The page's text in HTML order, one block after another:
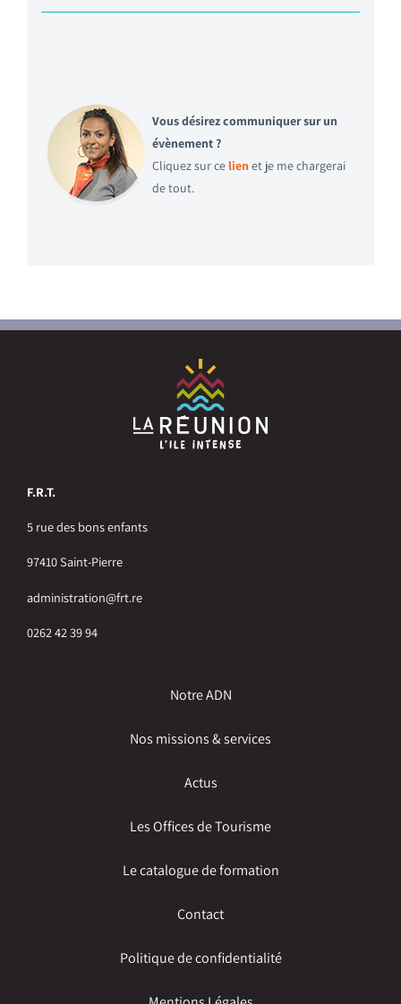
Vous désirez communiquer sur un
évènement ?
Cliquez sur ce lien et je me chargerai
de tout.
F.R.T.
5 rue des bons enfants
97410 Saint-Pierre
administration@frt.re
0262 42 39 94
Notre ADN
Nos missions & services
Actus
Les Offices de Tourisme
Le catalogue de formation
Contact
Politique de confidentialité